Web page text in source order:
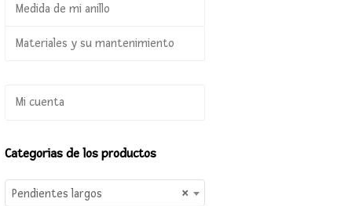
Medida de mi anillo
Materiales y su mantenimiento
Mi cuenta
Categorias de los productos
×
Pendientes largos